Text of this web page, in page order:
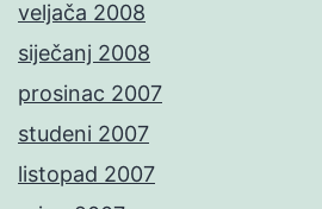
veljača 2008
siječanj 2008
prosinac 2007
studeni 2007
listopad 2007